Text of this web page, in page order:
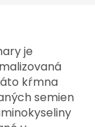
je
kŕmna
semien